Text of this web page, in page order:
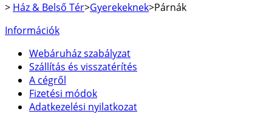
> Ház & Belső Tér>Gyerekeknek>Párnák
Információk
Webáruház szabályzat
Szállítás és visszatérítés
A cégről
Fizetési módok
Adatkezelési nyilatkozat